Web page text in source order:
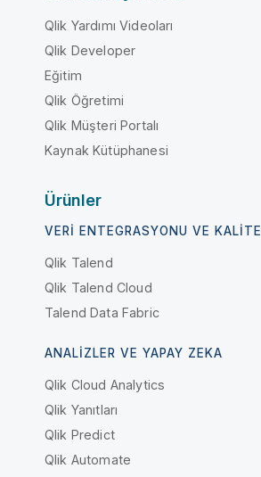
Qlik Yardımı Videoları
Qlik Developer
Eğitim
Qlik Öğretimi
Qlik Müşteri Portalı
Kaynak Kütüphanesi
Ürünler
VERI ENTEGRASYONU VE KALITE
Qlik Talend
Qlik Talend Cloud
Talend Data Fabric
ANALIZLER VE YAPAY ZEKA
Qlik Cloud Analytics
Qlik Yanıtları
Qlik Predict
Qlik Automate